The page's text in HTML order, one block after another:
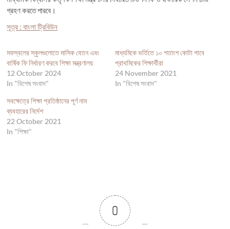
গ্রহণ করতে পারবে।
সূত্র : বাংলা ট্রিবিউন
মফস্বলের স্কুলগুলোতে মাসিক বেতন এবং
বার্ষিক ফি নির্ধারণ করবে শিক্ষা মন্ত্রণালয়
12 October 2024
In "বিশেষ সংবাদ"
মাধ্যমিকে ভর্তিতে ১০ শতাংশ কোটা পাবে
প্রাথমিকের শিক্ষার্থীরা
24 November 2021
In "বিশেষ সংবাদ"
সবক্ষেত্রে শিক্ষা প্রতিষ্ঠানের পূর্ণ নাম
ব্যবহারের নির্দেশ
22 October 2021
In "শিক্ষা"
0